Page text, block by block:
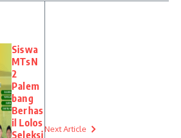
Siswa
MTsN
2
Palem
bang
Berhas
il Lolos
SeleksiNext Article